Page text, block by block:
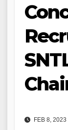
FEB 8, 2023